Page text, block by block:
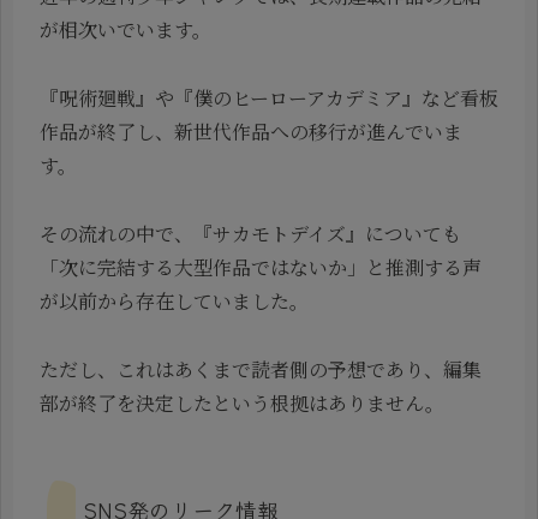
が相次いでいます。
『呪術廻戦』や『僕のヒーローアカデミア』など看板
作品が終了し、新世代作品への移行が進んでいま
す。
その流れの中で、『サカモトデイズ』についても
「次に完結する大型作品ではないか」と推測する声
が以前から存在していました。
ただし、これはあくまで読者側の予想であり、編集
部が終了を決定したという根拠はありません。
SNS発のリーク情報